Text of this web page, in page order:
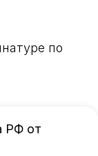
по
РФ от